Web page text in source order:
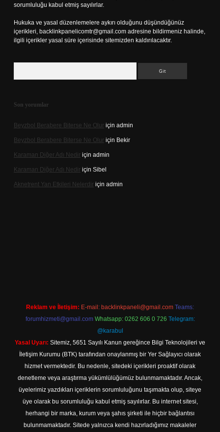
sorumluluğu kabul etmiş sayılırlar.
Hukuka ve yasal düzenlemelere aykırı olduğunu düşündüğünüz
içerikleri, backlinkpanelicomtr@gmail.com adresine bildirmeniz halinde,
ilgili içerikler yasal süre içerisinde sitemizden kaldırılacaktır.
Son yorumlar
Beyzbol Berabere Biterse Ne Olur için admin
Beyzbol Berabere Biterse Ne Olur için Bekir
Karaman Diğer Adı Nedir için admin
Karaman Diğer Adı Nedir için Sibel
Aknetrent Yan Etkileri Nelerdir için admin
Reklam ve İletişim: E-mail: backlinkpaneli@gmail.com Teams:
forumhizmeti@gmail.com Whatsapp: 0262 606 0 726 Telegram:
@karabul
Yasal Uyarı: Sitemiz, 5651 Sayılı Kanun gereğince Bilgi Teknolojileri ve
İletişim Kurumu (BTK) tarafından onaylanmış bir Yer Sağlayıcı olarak
hizmet vermektedir. Bu nedenle, sitedeki içerikleri proaktif olarak
denetleme veya araştırma yükümlülüğümüz bulunmamaktadır. Ancak,
üyelerimiz yazdıkları içeriklerin sorumluluğunu taşımakta olup, siteye
üye olarak bu sorumluluğu kabul etmiş sayılırlar. Bu internet sitesi,
herhangi bir marka, kurum veya şahıs şirketi ile hiçbir bağlantısı
bulunmamaktadır. Sitede yalnızca kendi hazırladığımız makaleler